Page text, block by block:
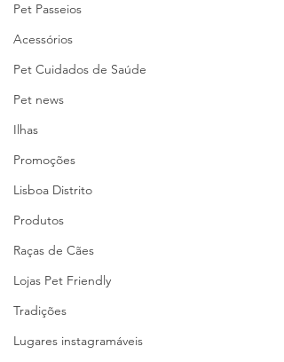
Pet Passeios
Acessórios
Pet Cuidados de Saúde
Pet news
Ilhas
Promoções
Lisboa Distrito
Produtos
Raças de Cães
Lojas Pet Friendly
Tradições
Lugares instagramáveis